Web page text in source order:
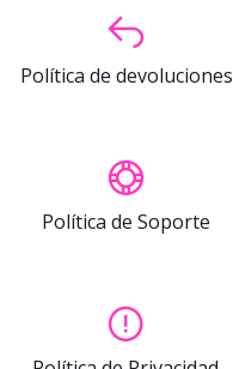
Política de devoluciones
Política de Soporte